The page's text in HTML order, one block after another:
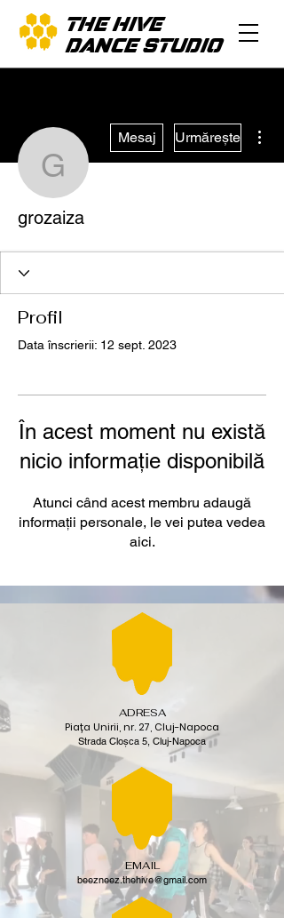
THE HIVE
DANCE STUDIO
grozaiza
Mesaj Urmărește
grozaiza
Profil
Data înscrierii: 12 sept. 2023
În acest moment nu există
nicio informație disponibilă
Atunci când acest membru adaugă
informații personale, le vei putea vedea
aici.
ADRESA
Piața Unirii, nr. 27, Cluj-Napoca
Strada Cloșca 5, Cluj-Napoca
EMAIL
beezneez.thehive@gmail.com